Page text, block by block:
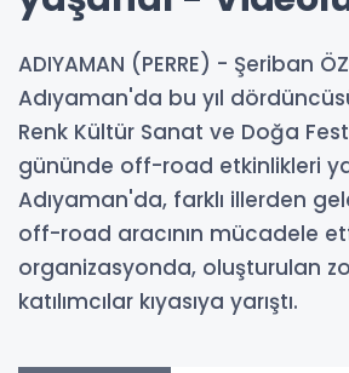
ADIYAMAN (PERRE) - Şeriban
Adıyaman'da bu yıl
Renk Kültür Sanat ve Doğa
gününde off-road etkinlikleri
Adıyaman'da, farklı illerden
off-road aracının mücadele
organizasyonda, oluşturulan
katılımcılar kıyasıya yarıştı.